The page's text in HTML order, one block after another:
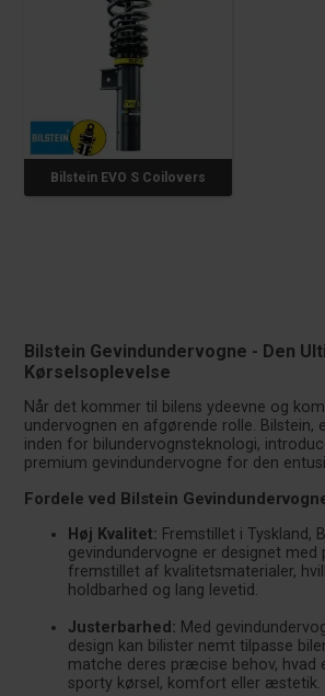
Bilstein EVO S Coilovers
Bilstein Gevindundervogne - Den
Kørselsoplevelse
Når det kommer til bilens ydeevne og
undervognen en afgørende rolle. Bilstein,
inden for bilundervognsteknologi,
premium gevindundervogne for den
Fordele ved Bilstein
Høj Kvalitet: Fremstillet i Tyskland,
gevindundervogne er designet
fremstillet af kvalitetsmaterialer,
holdbarhed og lang levetid.
Justerbarhed: Med
design kan bilister nemt tilpasse
matche deres præcise behov, hvad
sporty kørsel, komfort eller æstetik.